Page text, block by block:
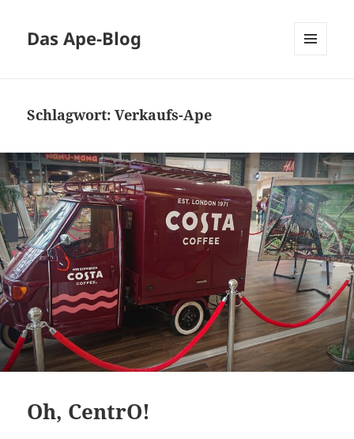
Das Ape-Blog
Schlagwort:Verkaufs-Ape
Oh, CentrO!